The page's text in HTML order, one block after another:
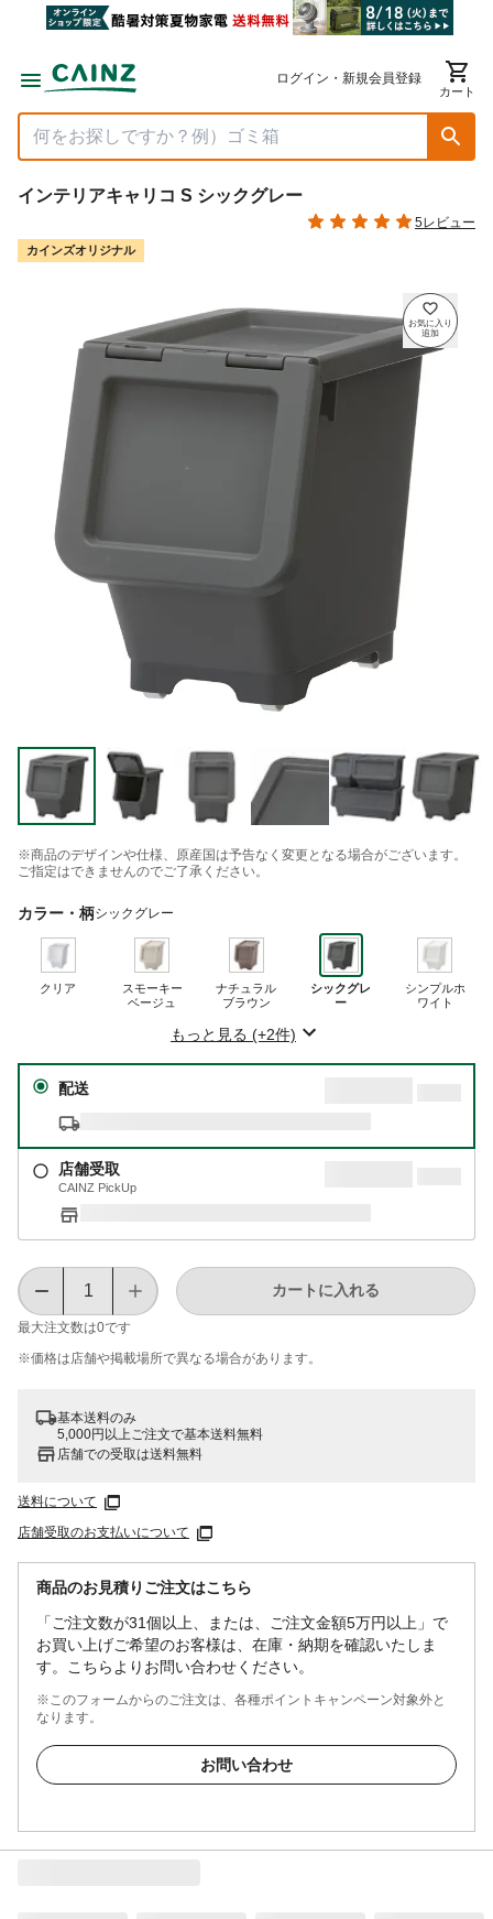
ログイン・新規会員登録
カート
インテリアキャリコ S シックグレー
5レビュー
カインズオリジナル
※商品のデザインや仕様、原産国は予告なく変更となる場合がございます。
ご指定はできませんのでご了承ください。
カラー・柄シックグレー
クリア
スモーキー
ベージュ
ナチュラル
ブラウン
シックグレ
ー
シンプルホ
ワイト
もっと見る (+2件)
配送
店舗受取
CAINZ PickUp
最大注文数は0です
カートに入れる
※価格は​店舗や​掲載場所で​異なる​場合が​あります。
基本送料のみ
5,000円以上ご注文で基本送料無料
店舗での受取は送料無料
送料について
店舗受取のお支払いについて
商品のお見積りご注文はこちら
「ご注文数が31個以上、または、ご注文金額5万円以上」で
お買い上げご希望のお客様は、在庫・納期を確認いたしま
す。こちらよりお問い合わせください。
※このフォームからのご注文は、各種ポイントキャンペーン対象外と
なります。
お問い合わせ